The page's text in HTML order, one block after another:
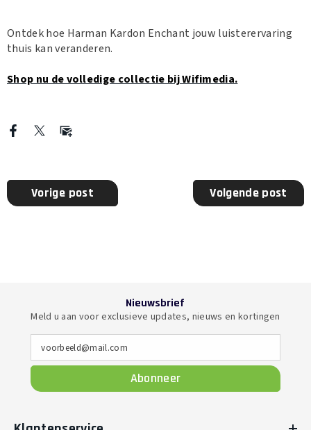
Ontdek hoe Harman Kardon Enchant jouw luisterervaring
thuis kan veranderen.
Shop nu de volledige collectie bij Wifimedia.
Vorige post Volgende post
Nieuwsbrief
Meld u aan voor exclusieve updates, nieuws en kortingen
voorbeeld@mail.com
Abonneer